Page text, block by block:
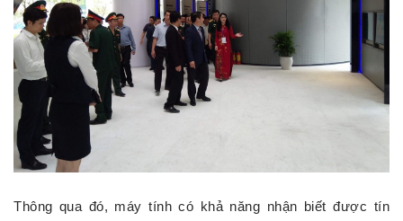
Thông qua đó, máy tính có khả năng nhận biết được tín